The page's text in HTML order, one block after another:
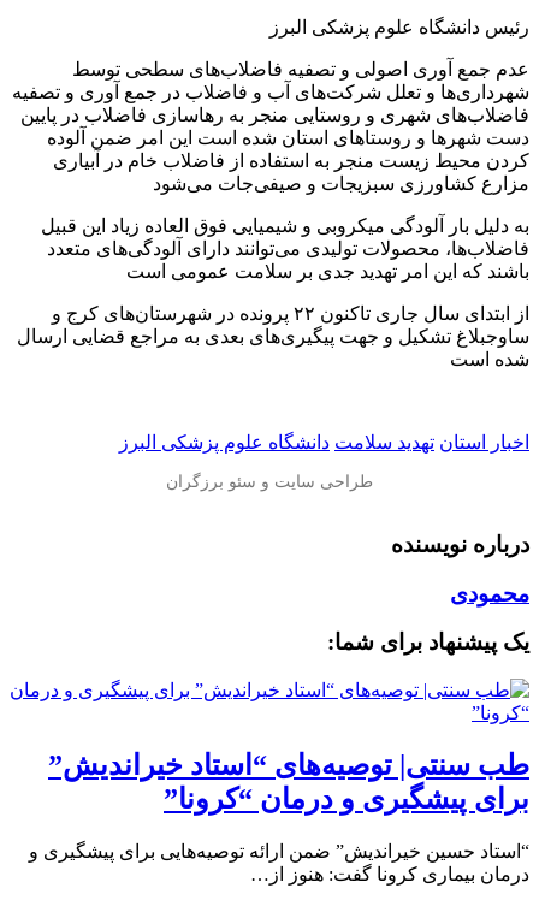
رئیس دانشگاه علوم پزشکی البرز
عدم جمع آوری اصولی و تصفیه فاضلاب‌های سطحی توسط
شهرداری‌ها و تعلل شرکت‌های آب و فاضلاب در جمع آوری و تصفیه
فاضلاب‌های شهری و روستایی منجر به رهاسازی فاضلاب در پایین
دست شهرها و روستاهای استان شده است این امر ضمن آلوده
کردن محیط زیست منجر به استفاده از فاضلاب خام در آبیاری
مزارع کشاورزی سبزیجات و صیفی‌جات می‌شود
به دلیل بار آلودگی میکروبی و شیمیایی فوق العاده زیاد این قبیل
فاضلاب‌ها، محصولات تولیدی می‌توانند دارای آلودگی‌های متعدد
باشند که این امر تهدید جدی بر سلامت عمومی است
از ابتدای سال جاری تاکنون ۲۲ پرونده در شهرستان‌های کرج و
ساوجبلاغ تشکیل و جهت پیگیری‌های بعدی به مراجع قضایی ارسال
شده است
اخبار استان تهدید سلامت دانشگاه علوم پزشکی البرز
درباره نویسنده
محمودی
یک پیشنهاد برای شما:
طب سنتی| توصیه‌‌های “استاد خیراندیش”
برای پیشگیری و درمان “کرونا”
“استاد حسین خیراندیش” ضمن ارائه توصیه‌‌هایی برای پیشگیری و
درمان بیماری کرونا گفت: هنوز از…